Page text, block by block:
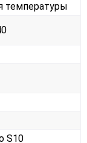
температуры
S10